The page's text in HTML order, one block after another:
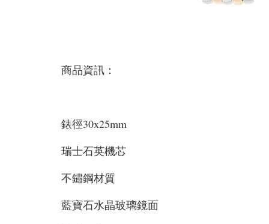
商品資訊：
錶徑30x25mm
瑞士石英機芯
不鏽鋼材質
藍寶石水晶玻璃鏡面